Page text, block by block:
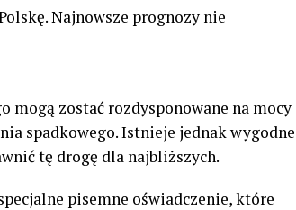
Najnowsze prognozy nie
mogą zostać rozdysponowane na mocy
spadkowego. Istnieje jednak wygodne
tę drogę dla najbliższych.
pisemne oświadczenie, które